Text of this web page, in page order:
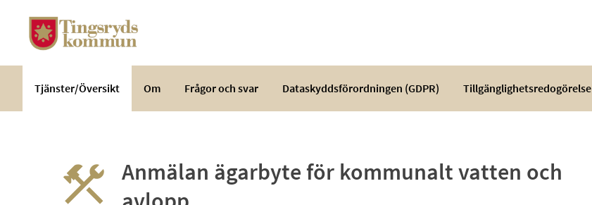
tjänster
Tingsryds
Tjänster/Översikt Om Frågor och svar Dataskyddsförordningen (GDPR) Tillgänglighetsredogörelse
Anmälan ägarbyte för kommunalt vatten och